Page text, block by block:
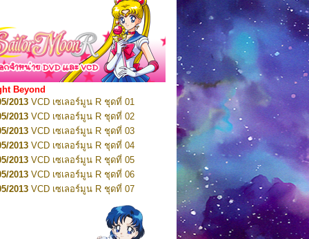
VCD เซเลอร์มูน ชุดที่ 09
VCD เซเลอร์มูน ชุดที่ 10
2012VCD เซเลอร์มูน ชุดที่ 11
2012VCD เซเลอร์มูน ชุดที่ 12
2012VCD เซเลอร์มูน ชุดที่ 13
2012VCD เซเลอร์มูน ชุดที่ 14
2012 VCD เซเลอร์มูน ชุดที่ 15
VCD เซเลอร์มูน ชุดที่ 16
VCD เซเลอร์มูน ชุดที่ 17
VCD เซเลอร์มูน ชุดที่ 18
VCD เซเลอร์มูน ชุดที่ 19
VCD เซเลอร์มูน ชุดที่ 20
VCD เซเลอร์มูน ชุดที่ 21
VCD เซเลอร์มูน ชุดที่ 22
VCD เซเลอร์มูน ชุดที่ 23
DVD เซเลอร์มูน ชุดที่ 01
Beyond
2013 VCD เซเลอร์มูน R ชุดที่ 01
2013 VCD เซเลอร์มูน R ชุดที่ 02
2013 VCD เซเลอร์มูน R ชุดที่ 03
2013 VCD เซเลอร์มูน R ชุดที่ 04
2013 VCD เซเลอร์มูน R ชุดที่ 05
2013 VCD เซเลอร์มูน R ชุดที่ 06
2013 VCD เซเลอร์มูน R ชุดที่ 07
VCD เซเลอร์มูน R ชุดที่ 08
VCD เซเลอร์มูน R ชุดที่ 09
VCD เซเลอร์มูน R ชุดที่ 10